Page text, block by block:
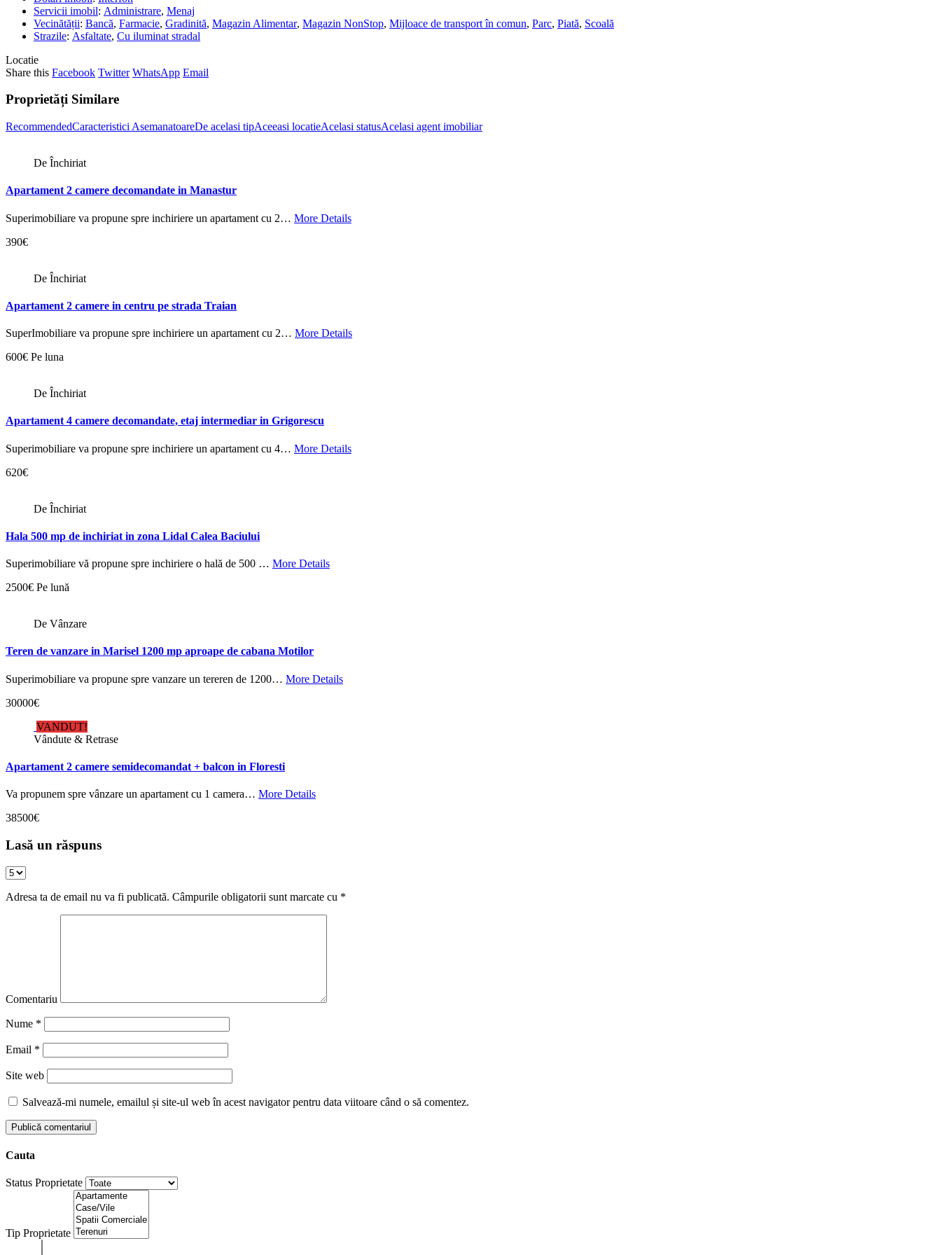
Servicii imobil: Administrare, Menaj
Vecinătății: Bancă, Farmacie, Gradinită, Magazin Alimentar, Magazin NonStop, Mijloace de transport în comun, Parc, Piată, Scoală
Strazile: Asfaltate, Cu iluminat stradal
Locatie
Share this Facebook Twitter WhatsApp Email
Proprietăți Similare
RecommendedCaracteristici AsemanatoareDe acelasi tipAceeasi locatieAcelasi statusAcelasi agent imobiliar
De Închiriat
Apartament 2 camere decomandate in Manastur
Superimobiliare va propune spre inchiriere un apartament cu 2… More Details
390€
De Închiriat
Apartament 2 camere in centru pe strada Traian
SuperImobiliare va propune spre inchiriere un apartament cu 2… More Details
600€ Pe luna
De Închiriat
Apartament 4 camere decomandate, etaj intermediar in Grigorescu
Superimobiliare va propune spre inchiriere un apartament cu 4… More Details
620€
De Închiriat
Hala 500 mp de inchiriat in zona Lidal Calea Baciului
Superimobiliare vă propune spre inchiriere o hală de 500 … More Details
2500€ Pe lună
De Vânzare
Teren de vanzare in Marisel 1200 mp aproape de cabana Motilor
Superimobiliare va propune spre vanzare un tereren de 1200… More Details
30000€
VANDUT!
Vândute & Retrase
Apartament 2 camere semidecomandat + balcon in Floresti
Va propunem spre vânzare un apartament cu 1 camera… More Details
38500€
Lasă un răspuns
Adresa ta de email nu va fi publicată. Câmpurile obligatorii sunt marcate cu *
Comentariu
Nume *
Email *
Site web
Salvează-mi numele, emailul și site-ul web în acest navigator pentru data viitoare când o să comentez.
Cauta
Status Proprietate
Tip Proprietate